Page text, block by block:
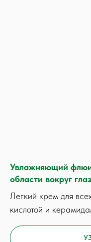
Увлажняющий
области вокруг
Легкий крем для
кислотой и